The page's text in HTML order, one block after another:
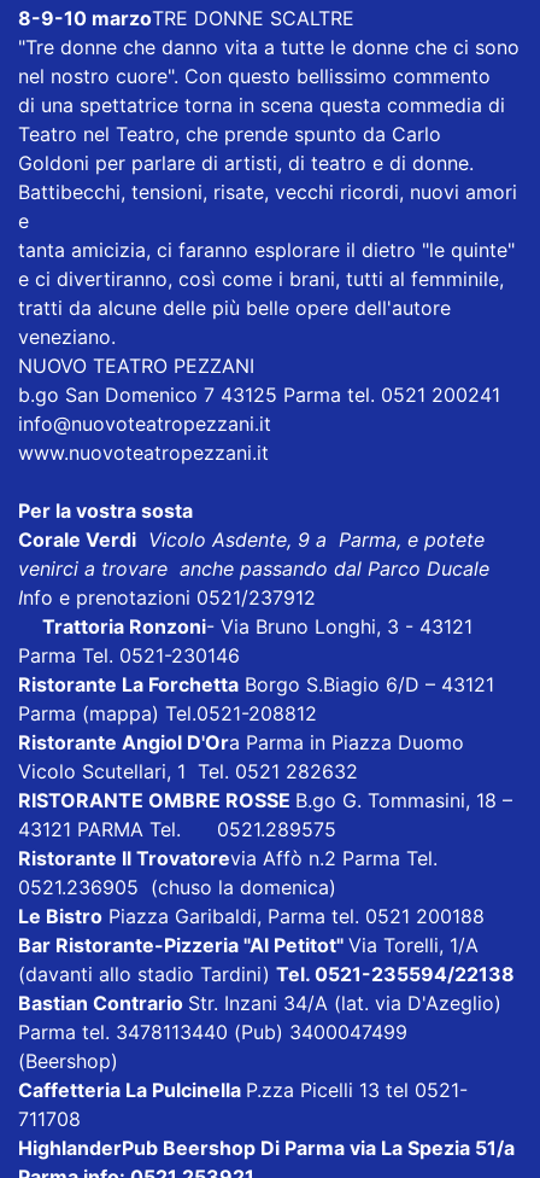
8-9-10 marzoTRE DONNE SCALTRE
"Tre donne che danno vita a tutte le donne che ci sono
nel nostro cuore". Con questo bellissimo commento
di una spettatrice torna in scena questa commedia di
Teatro nel Teatro, che prende spunto da Carlo
Goldoni per parlare di artisti, di teatro e di donne.
Battibecchi, tensioni, risate, vecchi ricordi, nuovi amori
e
tanta amicizia, ci faranno esplorare il dietro "le quinte"
e ci divertiranno, così come i brani, tutti al femminile,
tratti da alcune delle più belle opere dell'autore
veneziano.
NUOVO TEATRO PEZZANI
b.go San Domenico 7 43125 Parma tel. 0521 200241
info@nuovoteatropezzani.it
www.nuovoteatropezzani.it
Per la vostra sosta
Corale Verdi Vicolo Asdente, 9 a Parma, e potete
venirci a trovare anche passando dal Parco Ducale
Info e prenotazioni 0521/237912
Trattoria Ronzoni- Via Bruno Longhi, 3 - 43121
Parma Tel. 0521-230146
Ristorante La Forchetta Borgo S.Biagio 6/D – 43121
Parma (mappa) Tel.0521-208812
Ristorante Angiol D'Ora Parma in Piazza Duomo
Vicolo Scutellari, 1 Tel. 0521 282632
RISTORANTE OMBRE ROSSE B.go G. Tommasini, 18 –
43121 PARMA Tel. 0521.289575
Ristorante Il Trovatorevia Affò n.2 Parma Tel.
0521.236905 (chuso la domenica)
Le Bistro Piazza Garibaldi, Parma tel. 0521 200188
Bar Ristorante-Pizzeria "Al Petitot" Via Torelli, 1/A
(davanti allo stadio Tardini) Tel. 0521-235594/22138
Bastian Contrario Str. Inzani 34/A (lat. via D'Azeglio)
Parma tel. 3478113440 (Pub) 3400047499
(Beershop)
Caffetteria La Pulcinella P.zza Picelli 13 tel 0521-
711708
HighlanderPub Beershop Di Parma via La Spezia 51/a